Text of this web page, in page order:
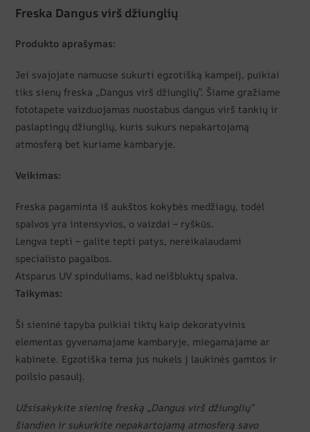
Freska Dangus virš džiunglių
Produkto aprašymas:
Jei svajojate namuose sukurti egzotišką kampelį, puikiai
tiks sienų freska „Dangus virš džiunglių”. Šiame gražiame
fototapete vaizduojamas nuostabus dangus virš tankių ir
paslaptingų džiunglių, kuris sukurs nepakartojamą
atmosferą bet kuriame kambaryje.
Veikimas:
Freska pagaminta iš aukštos kokybės medžiagų, todėl
spalvos yra intensyvios, o vaizdai – ryškūs.
Lengva tepti – galite tepti patys, nereikalaudami
specialisto pagalbos.
Atsparus UV spinduliams, kad neišbluktų spalva.
Taikymas:
Ši sieninė tapyba puikiai tiktų kaip dekoratyvinis
elementas gyvenamajame kambaryje, miegamajame ar
kabinete. Egzotiška tema jus nukels į laukinės gamtos ir
poilsio pasaulį.
Užsisakykite sieninę freską „Dangus virš džiunglių”
šiandien ir sukurkite nepakartojamą atmosferą savo